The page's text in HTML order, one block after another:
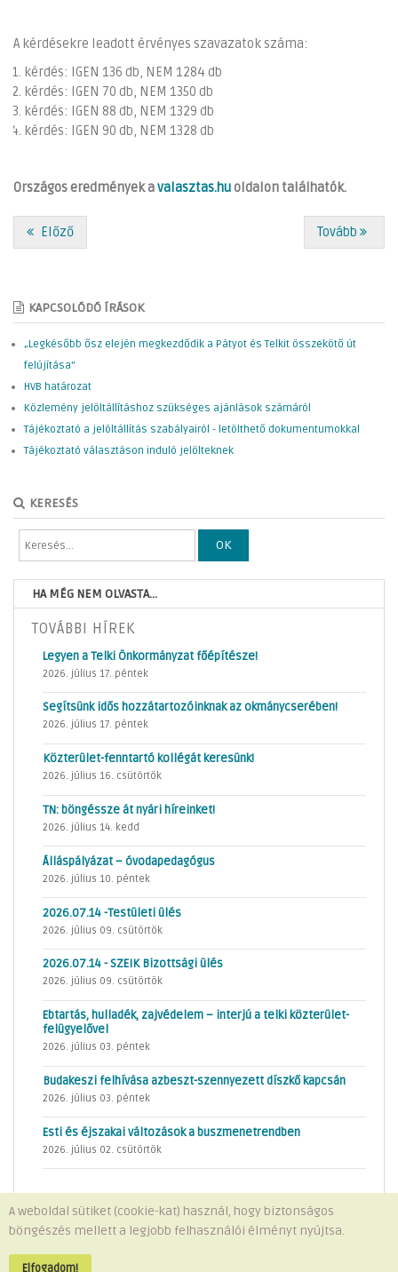
A kérdésekre leadott érvényes szavazatok száma:
kérdés: IGEN 136 db, NEM 1284 db
kérdés: IGEN 70 db, NEM 1350 db
kérdés: IGEN 88 db, NEM 1329 db
kérdés: IGEN 90 db, NEM 1328 db
Országos eredmények avalasztas.hu oldalon találhatók.
Előző Tovább
KAPCSOLÓDÓ ÍRÁSOK
„Legkésőbb ősz elején megkezdődik a Pátyot és Telkit összekötő út
felújítása”
HVB határozat
Közlemény jelöltállításhoz szükséges ajánlások számáról
Tájékoztató a jelöltállítás szabályairól - letölthető dokumentumokkal
Tájékoztató választáson induló jelölteknek
KERESÉS
OK
HA MÉG NEM OLVASTA...
TOVÁBBI HÍREK
Legyen a Telki Önkormányzat főépítésze!
2026. július 17. péntek
Segítsünk idős hozzátartozóinknak az okmánycserében!
2026. július 17. péntek
Közterület-fenntartó kollégát keresünk!
2026. július 16. csütörtök
TN: böngéssze át nyári híreinket!
2026. július 14. kedd
Álláspályázat – óvodapedagógus
2026. július 10. péntek
2026.07.14 -Testületi ülés
2026. július 09. csütörtök
2026.07.14 - SZEIK Bizottsági ülés
2026. július 09. csütörtök
Ebtartás, hulladék, zajvédelem – interjú a telki közterület-
felügyelővel
2026. július 03. péntek
Budakeszi felhívása azbeszt-szennyezett díszkő kapcsán
2026. július 03. péntek
Esti és éjszakai változások a buszmenetrendben
2026. július 02. csütörtök
Minden jog fenntartva © 2026 Telki Község Önkormányzata
A weboldal sütiket (cookie-kat) használ, hogy biztonságos
böngészés mellett a legjobb felhasználói élményt nyújtsa.
Elfogadom!